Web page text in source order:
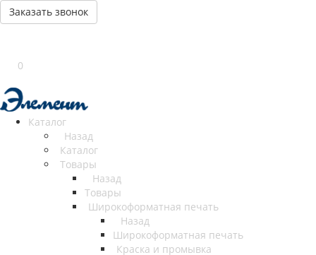
Заказать звонок
0
Каталог
Назад
Каталог
Товары
Назад
Товары
Широкоформатная печать
Назад
Широкоформатная печать
Краска и промывка